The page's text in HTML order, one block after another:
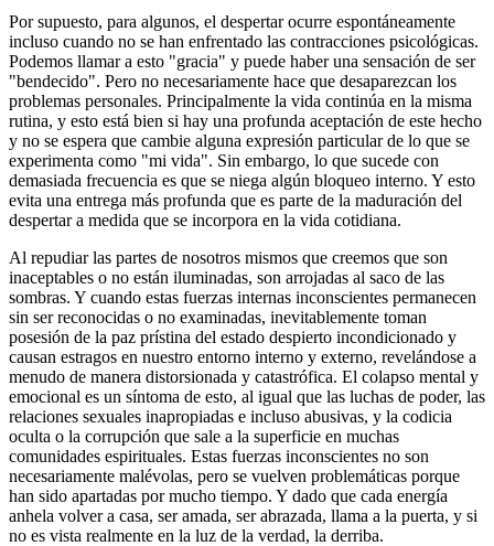
Por supuesto, para algunos, el despertar ocurre espontáneamente
incluso cuando no se han enfrentado las contracciones psicológicas.
Podemos llamar a esto "gracia" y puede haber una sensación de ser
"bendecido". Pero no necesariamente hace que desaparezcan los
problemas personales. Principalmente la vida continúa en la misma
rutina, y esto está bien si hay una profunda aceptación de este hecho
y no se espera que cambie alguna expresión particular de lo que se
experimenta como "mi vida". Sin embargo, lo que sucede con
demasiada frecuencia es que se niega algún bloqueo interno. Y esto
evita una entrega más profunda que es parte de la maduración del
despertar a medida que se incorpora en la vida cotidiana.
Al repudiar las partes de nosotros mismos que creemos que son
inaceptables o no están iluminadas, son arrojadas al saco de las
sombras. Y cuando estas fuerzas internas inconscientes permanecen
sin ser reconocidas o no examinadas, inevitablemente toman
posesión de la paz prístina del estado despierto incondicionado y
causan estragos en nuestro entorno interno y externo, revelándose a
menudo de manera distorsionada y catastrófica. El colapso mental y
emocional es un síntoma de esto, al igual que las luchas de poder, las
relaciones sexuales inapropiadas e incluso abusivas, y la codicia
oculta o la corrupción que sale a la superficie en muchas
comunidades espirituales. Estas fuerzas inconscientes no son
necesariamente malévolas, pero se vuelven problemáticas porque
han sido apartadas por mucho tiempo. Y dado que cada energía
anhela volver a casa, ser amada, ser abrazada, llama a la puerta, y si
no es vista realmente en la luz de la verdad, la derriba.